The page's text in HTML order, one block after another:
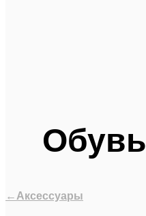
Обувь
←Аксессуары